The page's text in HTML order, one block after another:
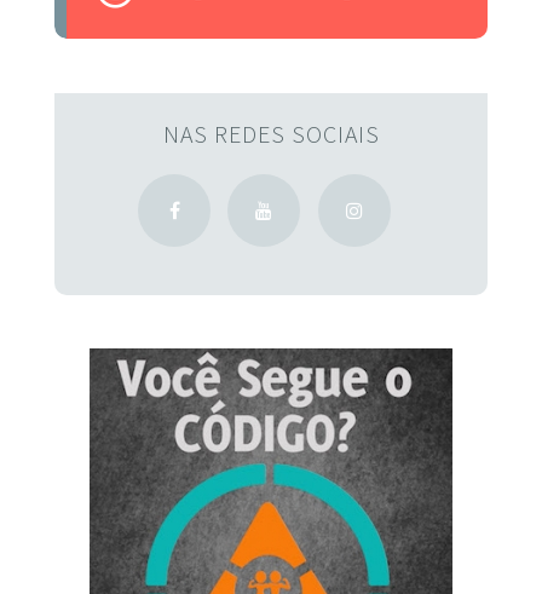
NAS REDES SOCIAIS